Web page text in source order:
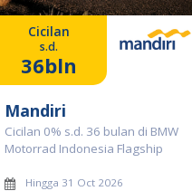
Cicilan
s.d.
36bln
Mandiri
Cicilan 0% s.d. 36 bulan di BMW
Motorrad Indonesia Flagship
Hingga 31 Oct 2026